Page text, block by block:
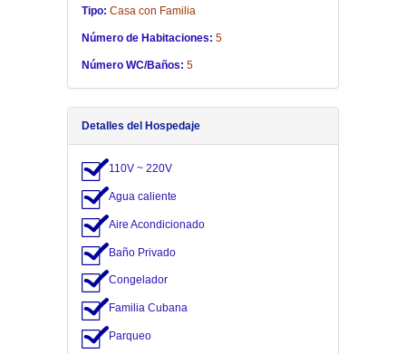
Tipo: Casa con Familia
Número de Habitaciones: 5
Número WC/Baños: 5
Detalles del Hospedaje
110V ~ 220V
Agua caliente
Aire Acondicionado
Baño Privado
Congelador
Familia Cubana
Parqueo